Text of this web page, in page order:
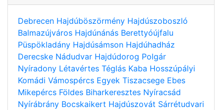
Debrecen Hajdúböszörmény Hajdúszoboszló
Balmazújváros Hajdúnánás Berettyóújfalu
Püspökladány Hajdúsámson Hajdúhadház
Derecske Nádudvar Hajdúdorog Polgár
Nyíradony Létavértes Téglás Kaba Hosszúpályi
Komádi Vámospércs Egyek Tiszacsege Ebes
Mikepércs Földes Biharkeresztes Nyíracsád
Nyírábrány Bocskaikert Hajdúszovát Sárrétudvari